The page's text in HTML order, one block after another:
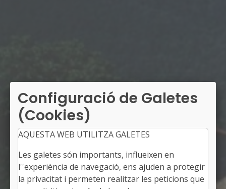
Configuració de Galetes
(Cookies)
AQUESTA WEB UTILITZA GALETES
Les galetes són importants, influeixen en
l''experiència de navegació, ens ajuden a protegir
la privacitat i permeten realitzar les peticions que